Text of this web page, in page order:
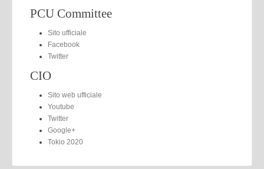
PCU Committee
Sito ufficiale
Facebook
Twitter
CIO
Sito web ufficiale
Youtube
Twitter
Google+
Tokio 2020